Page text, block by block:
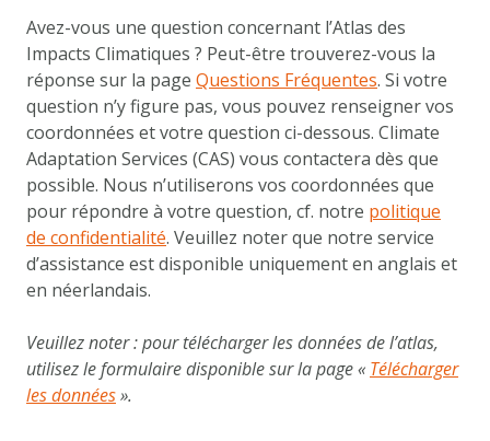
the
navigation
Avez-vous une question concernant l’Atlas des
Impacts Climatiques ? Peut-être trouverez-vous la
réponse sur la page Questions Fréquentes. Si votre
question n’y figure pas, vous pouvez renseigner vos
coordonnées et votre question ci-dessous. Climate
Adaptation Services (CAS) vous contactera dès que
possible. Nous n’utiliserons vos coordonnées que
pour répondre à votre question, cf. notre politique
de confidentialité. Veuillez noter que notre service
d’assistance est disponible uniquement en anglais et
en néerlandais.
Veuillez noter : pour télécharger les données de l’atlas,
utilisez le formulaire disponible sur la page « Télécharger
les données».
PRÉSENTATION DES CARTES
RECITS
SCÉNARIOS
IMPACTS
OPTIONS D'ADAPTATION
MetanavigatieASSISTANCE
TÉLÉCHARGER LES DONNÉES
À PROPOS DE NOUS
QUESTIONS FRÉQUENTES